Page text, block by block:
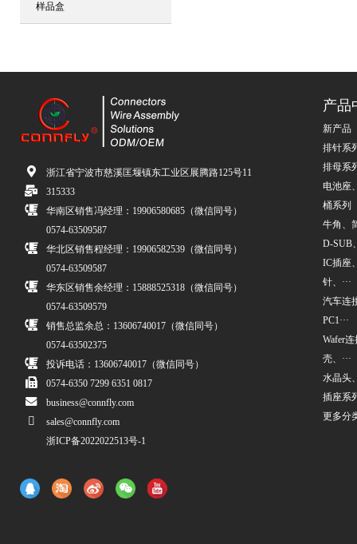
样品盒
浙江省宁波市慈溪匡堰镇东工业区展腾路125号11
315333
华南区销售冯经理：19906580685（微信同号）
0574-63509587
华北区销售程经理：19906582539（微信同号）
0574-63509587
华东区销售余经理：15888525318（微信同号）
0574-63509579
销售总监余总：13606740017（微信同号）
0574-63502375
投诉电话：13606740017（微信同号）
0574-6350 7299 6351 0817
business@connfly.com
sales@connfly.com
浙ICP备2022022513号-1
产品
新产品
排针系
排母系
电池座
桶系列
牛角、
D-SUB
IC插座
针、···
汽车连
PC1···
Wafer
壳、···
水晶头
插座系
更多分